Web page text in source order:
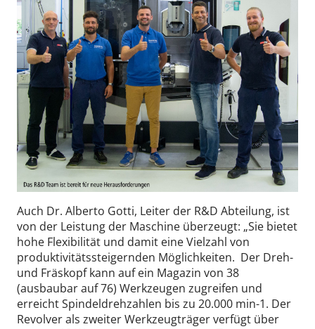
Auch Dr. Alberto Gotti, Leiter der R&D Abteilung, ist
von der Leistung der Maschine überzeugt: „Sie bietet
hohe Flexibilität und damit eine Vielzahl von
produktivitätssteigernden Möglichkeiten. Der Dreh-
und Fräskopf kann auf ein Magazin von 38
(ausbaubar auf 76) Werkzeugen zugreifen und
erreicht Spindeldrehzahlen bis zu 20.000 min-1. Der
Revolver als zweiter Werkzeugträger verfügt über